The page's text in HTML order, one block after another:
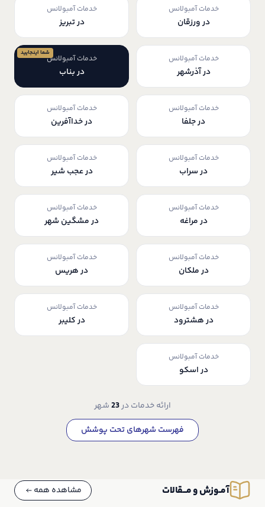
خدمات آمبولانس
در ورزقان
خدمات آمبولانس
در تبریز
خدمات آمبولانس
در آذرشهر
خدمات آمبولانس
در بناب
شما اینجایید
خدمات آمبولانس
در جلفا
خدمات آمبولانس
در خداآفرین
خدمات آمبولانس
در سراب
خدمات آمبولانس
در عجب شیر
خدمات آمبولانس
در مراغه
خدمات آمبولانس
در مشگین شهر
خدمات آمبولانس
در ملکان
خدمات آمبولانس
در هریس
خدمات آمبولانس
در هشترود
خدمات آمبولانس
در کلیبر
خدمات آمبولانس
در اسکو
ارائه خدمات در23شهر
فهرست شهرهای تحت پوشش
آمــوزش و مـــقالات مشاهده همه